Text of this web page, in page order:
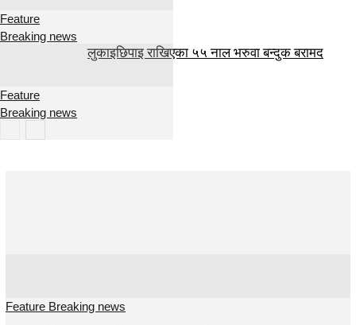
Feature
Breaking news
Feature
Breaking news
लुकाइछिपाइ राखिएका ५५ नाल भरुवा बन्दुक बरामद
Feature Breaking news